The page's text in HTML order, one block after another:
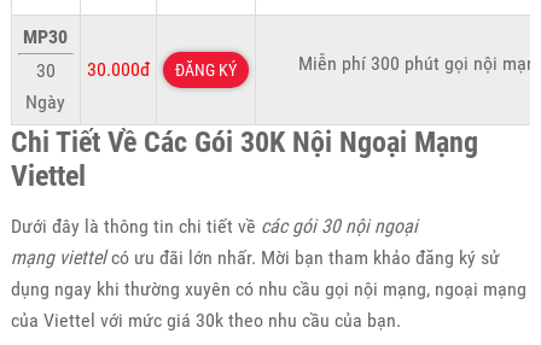
MP30
30
Ngày
30.000đ ĐĂNG KÝ Miễn phí 300 phút gọi nội
Chi Tiết Về Các Gói 30K Nội Ngoại Mạng
Viettel
Dưới đây là thông tin chi tiết về các gói 30 nội ngoại
mạng viettelcó ưu đãi lớn nhấr. Mời bạn tham khảo đăng ký sử
dụng ngay khi thường xuyên có nhu cầu gọi nội mạng, ngoại mạng
của Viettel với mức giá 30k theo nhu cầu của bạn.